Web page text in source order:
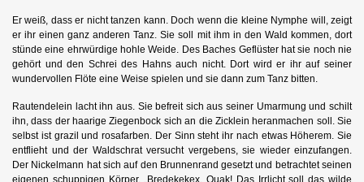
Er weiß, dass er nicht tanzen kann. Doch wenn die kleine Nymphe will, zeigt
er ihr einen ganz anderen Tanz. Sie soll mit ihm in den Wald kommen, dort
stünde eine ehrwürdige hohle Weide. Des Baches Geflüster hat sie noch nie
gehört und den Schrei des Hahns auch nicht. Dort wird er ihr auf seiner
wundervollen Flöte eine Weise spielen und sie dann zum Tanz bitten.
Rautendelein lacht ihn aus. Sie befreit sich aus seiner Umarmung und schilt
ihn, dass der haarige Ziegenbock sich an die Zicklein heranmachen soll. Sie
selbst ist grazil und rosafarben. Der Sinn steht ihr nach etwas Höherem. Sie
entflieht und der Waldschrat versucht vergebens, sie wieder einzufangen.
Der Nickelmann hat sich auf den Brunnenrand gesetzt und betrachtet seinen
eigenen schuppigen Körper. „Bredekekex, Quak! Das Irrlicht soll das wilde